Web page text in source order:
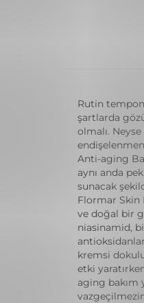
Rutin tempon
şartlarda
olmalı.
Anti-aging
aynı anda
sunacak
Flormar
ve doğal bir
niasinamid,
kremsi
etki
aging bakım